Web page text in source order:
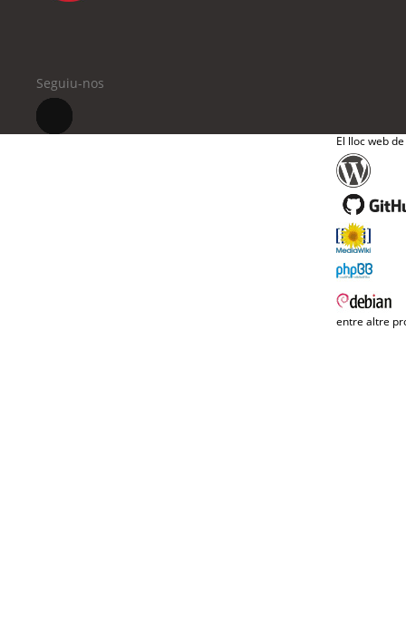
Seguiu-nos
El lloc web
entre altre